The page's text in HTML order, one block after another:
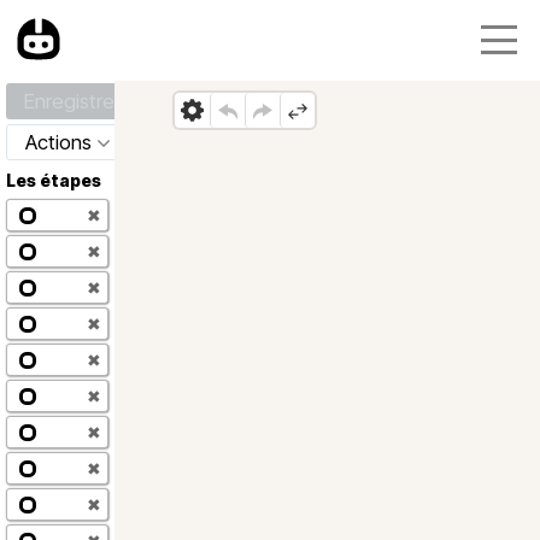
Actions
Les étapes
✖
✖
✖
✖
✖
✖
✖
✖
✖